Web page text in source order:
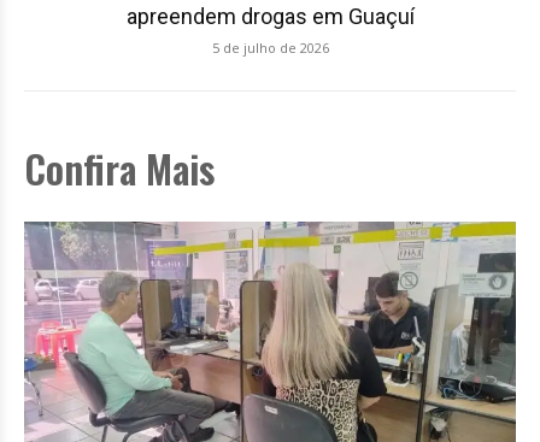
apreendem drogas em Guaçuí
5 de julho de 2026
Confira Mais